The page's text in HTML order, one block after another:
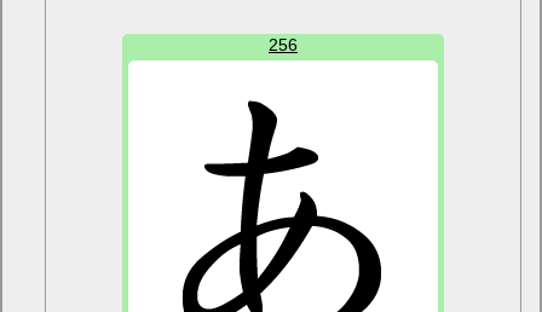
256